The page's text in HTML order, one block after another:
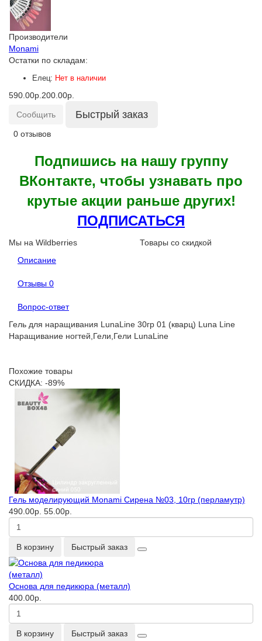
Производители
Monami
Остатки по складам:
Елец: Нет в наличии
590.00р. 200.00р.
Сообщить Быстрый заказ
0 отзывов
Подпишись на нашу группу
ВКонтакте, чтобы узнавать про
крутые акции раньше других!
ПОДПИСАТЬСЯ
Мы на Wildberries
Товары со скидкой
Описание
Отзывы 0
Вопрос-ответ
Гель для наращивания LunaLine 30гр 01 (кварц) Luna Line
Наращивание ногтей,Гели,Гели LunaLine
Похожие товары
СКИДКА: -89%
Гель моделирующий Monami Сирена №03, 10гр (перламутр)
490.00р. 55.00р.
В корзину Быстрый заказ
Основа для педикюра (металл)
400.00р.
В корзину Быстрый заказ